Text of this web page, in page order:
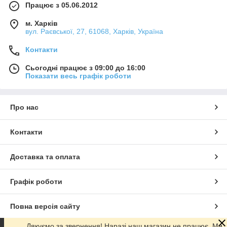
Працює з 05.06.2012
м. Харків
вул. Раєвської, 27, 61068, Харків, Україна
Контакти
Сьогодні працює з 09:00 до 16:00
Показати весь графік роботи
Про нас
Контакти
Доставка та оплата
Графік роботи
Повна версія сайту